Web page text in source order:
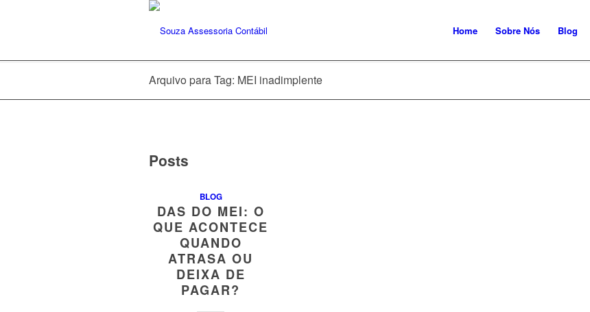
Home Sobre Nós Blog
Arquivo para Tag: MEI inadimplente
Posts
BLOG
DAS DO MEI: O
QUE ACONTECE
QUANDO
ATRASA OU
DEIXA DE
PAGAR?